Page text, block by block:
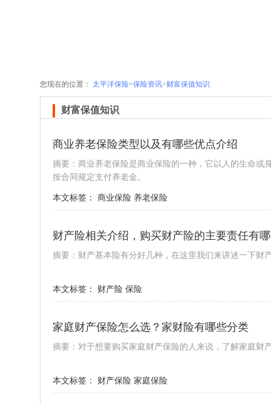
您现在的位置： 太平洋保险>保险资讯>财富保值知识
财富保值知识
商业养老保险类型以及有哪些优点介绍
摘要：商业养老保险是商业保险的一种，它以人的生命或
按合同规定支付养老金。
本文标签： 商业保险 养老保险
财产险相关介绍，购买财产险的主要责任有
摘要：财产基本险有分好几种，在这里我们来讲述一下财
本文标签： 财产险 保险
家庭财产保险怎么选？家财险有哪些分类
摘要：对于想要购买家庭财产保险的人来说，了解家庭财
本文标签： 财产保险 家庭保险